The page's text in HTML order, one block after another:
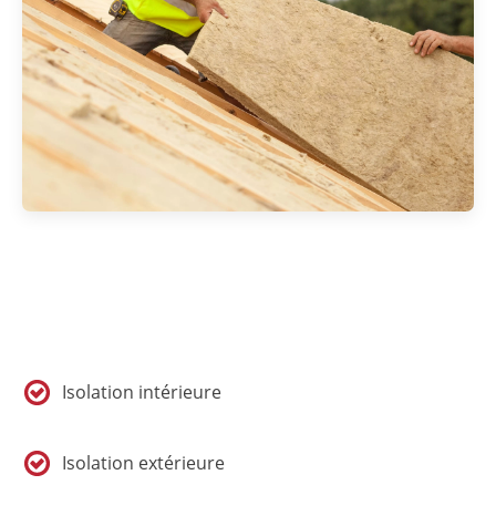
Isolation intérieure
Isolation extérieure